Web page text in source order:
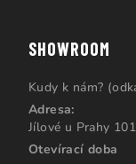
SHOWROOM
Kudy k nám?
Adresa:
Jílové u Prahy
Otevírací doba